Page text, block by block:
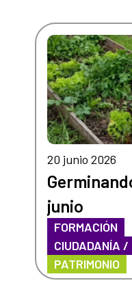
20 junio 2026
junio
FORMACIÓN
CIUDADANÍA /
PATRIMONIO